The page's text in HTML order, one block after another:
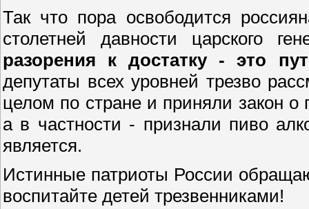
Так что пора освободится
столетней давности царского
разорения к достатку - это
депутаты всех уровней трезво
целом по стране и приняли закон о
а в частности - признали пиво
является.
Истинные патриоты России
воспитайте детей трезвенниками!